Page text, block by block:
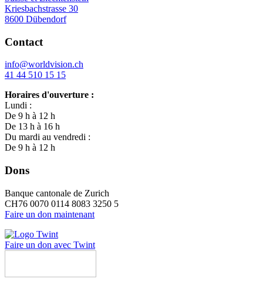
Kriesbachstrasse 30
8600 Dübendorf
Contact
info@worldvision.ch
41 44 510 15 15
Horaires d'ouverture :
Lundi :
De 9 h à 12 h
De 13 h à 16 h
Du mardi au vendredi :
De 9 h à 12 h
Dons
Banque cantonale de Zurich
CH76 0070 0114 8083 3250 5
Faire un don maintenant
Faire un don avec Twint